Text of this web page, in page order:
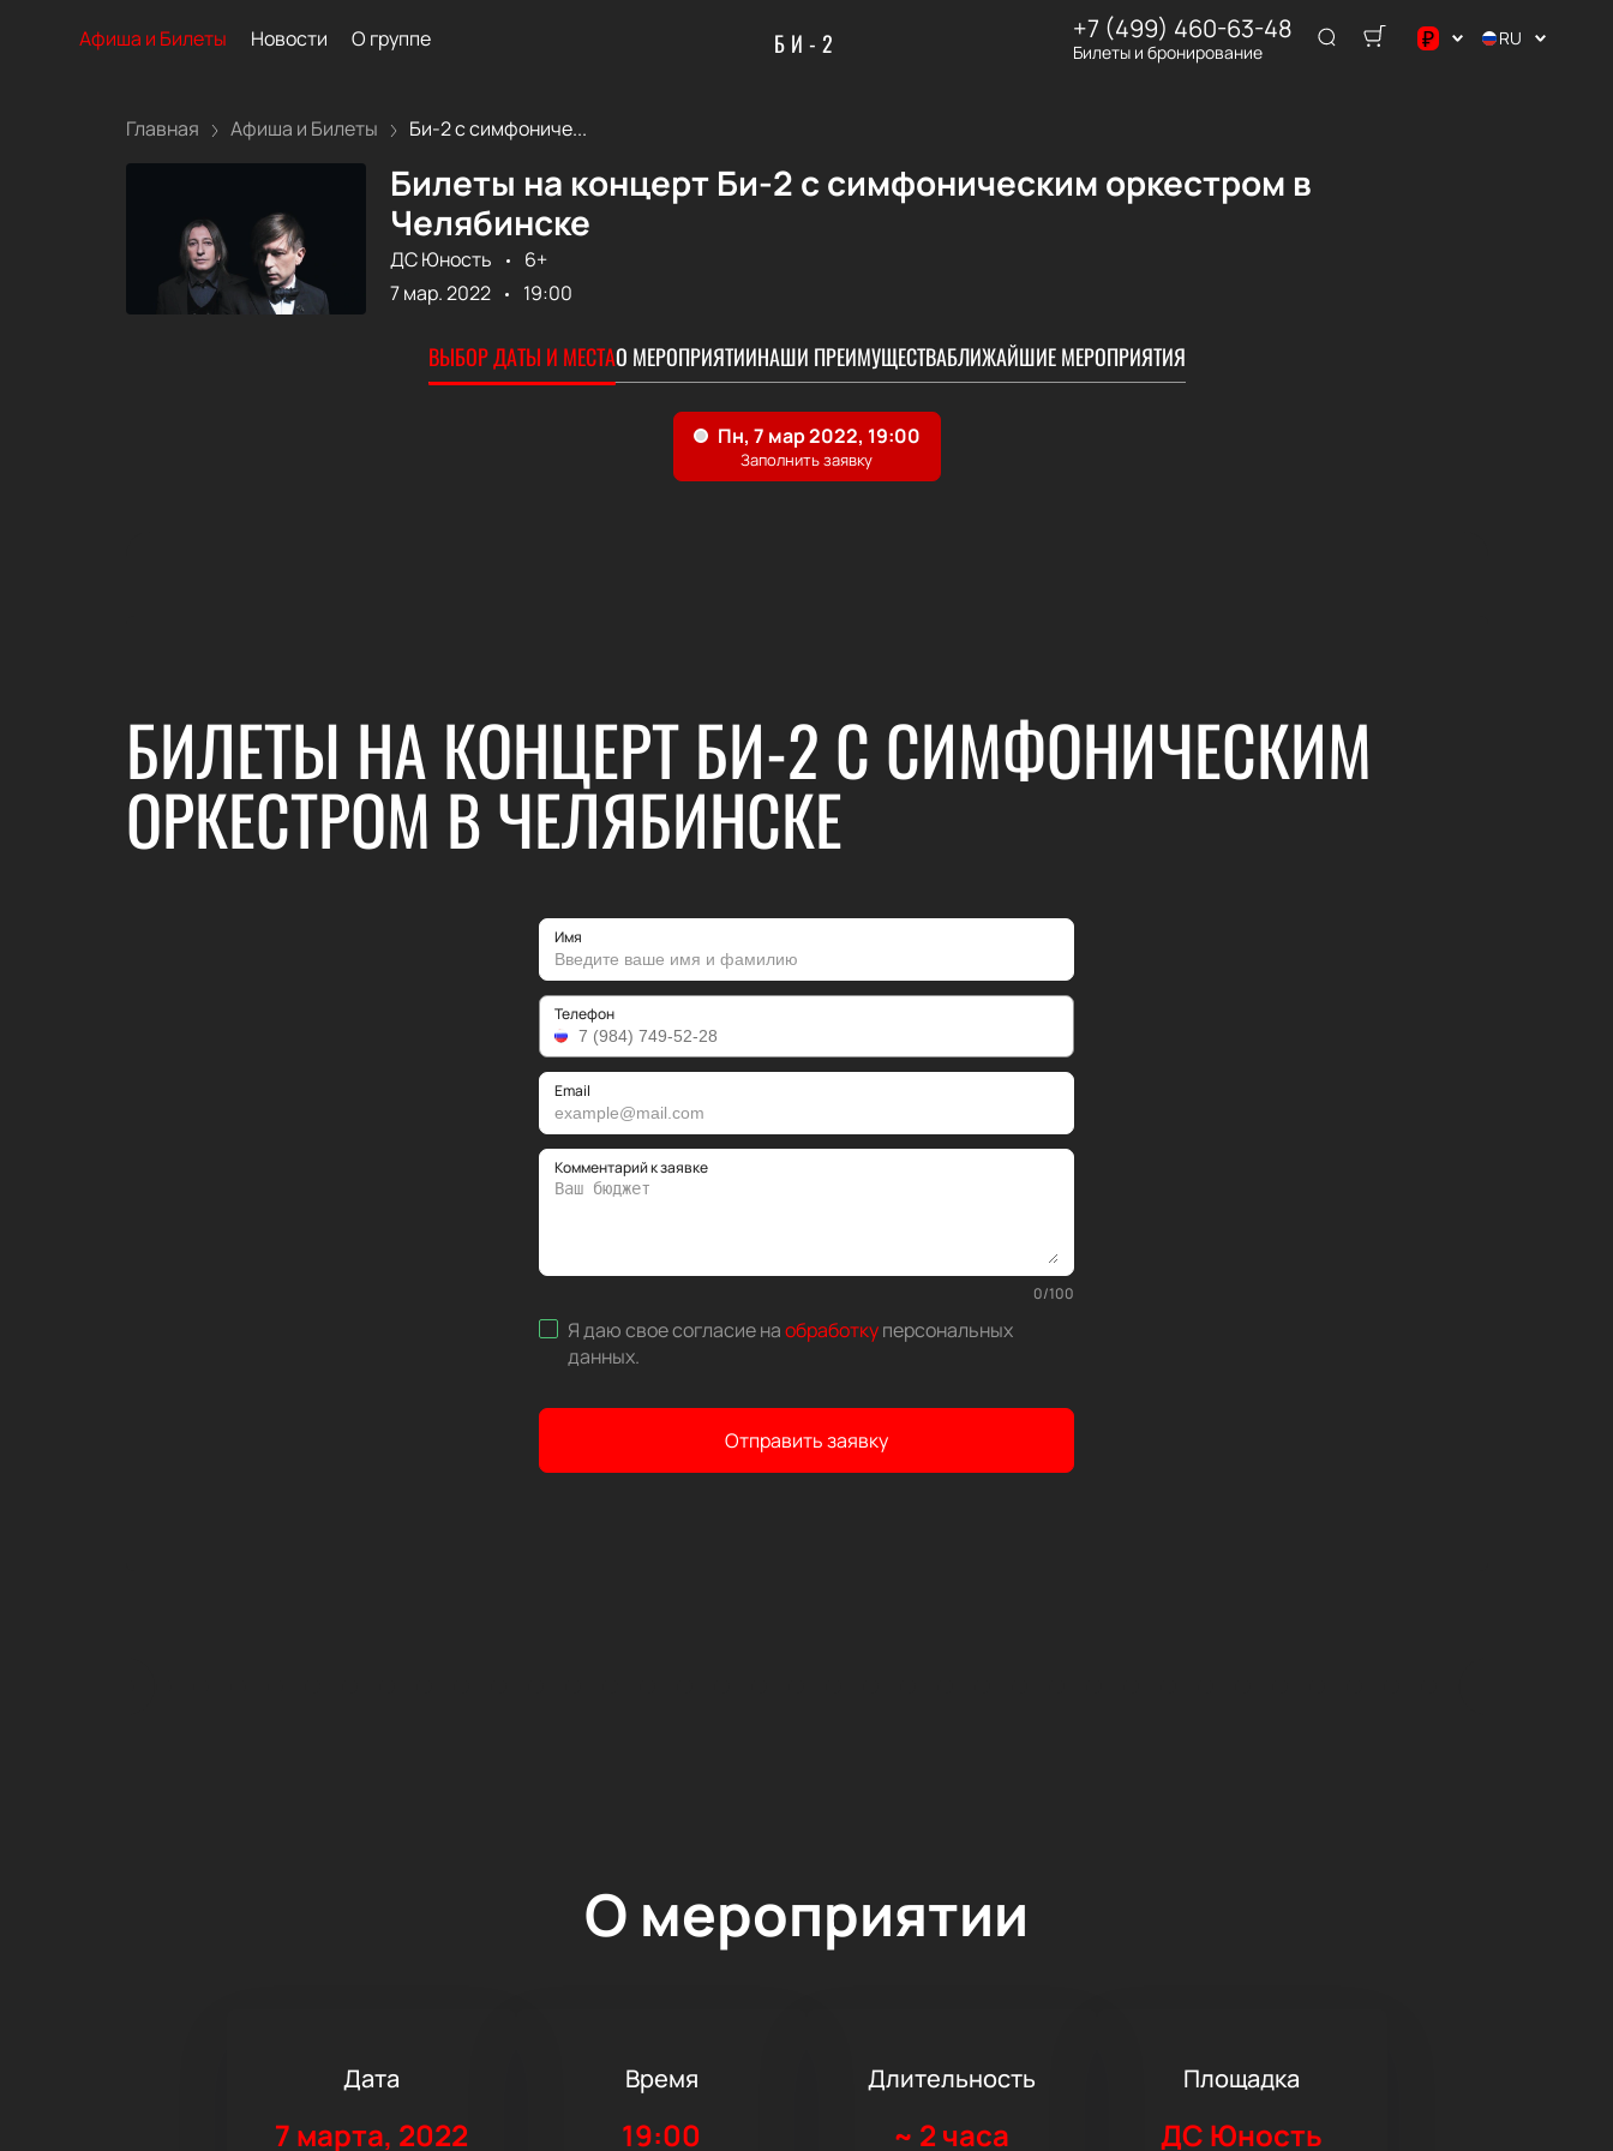
БИ-2
Афиша и Билеты Новости О группе +7 (499) 460-63-48
Билеты и бронирование ₽ RU
Главная Афиша и Билеты Би-2 с симфониче...
Билеты на концерт Би-2 с симфоническим оркестром в
Челябинске
ДС Юность
6+
7 мар. 2022
19:00
ВЫБОР ДАТЫ И МЕСТАО МЕРОПРИЯТИИНАШИ ПРЕИМУЩЕСТВАБЛИЖАЙШИЕ МЕРОПРИЯТИЯ
БИЛЕТЫ НА КОНЦЕРТ БИ-2 С СИМФОНИЧЕСКИМ
ОРКЕСТРОМ В ЧЕЛЯБИНСКЕ
Имя
Телефон
Email
Комментарий к заявке
0/100
Я даю свое согласие наобработкуперсональных
данных.
Отправить заявку
О мероприятии
Дата
7 марта, 2022
Время
19:00
Длительность
~ 2 часа
Площадка
ДС Юность